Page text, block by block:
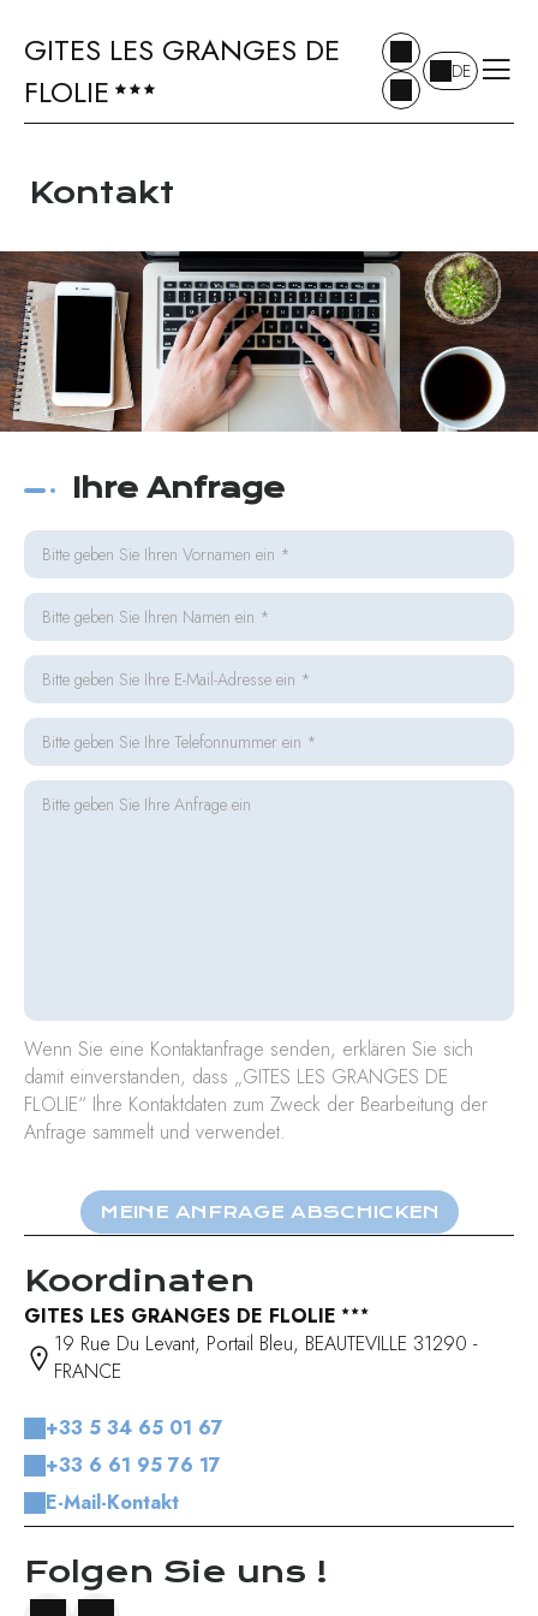
GITES LES GRANGES DE
FLOLIE
DE
Kontakt
Ihre Anfrage
Wenn Sie eine Kontaktanfrage senden, erklären Sie sich
damit einverstanden, dass „GITES LES GRANGES DE
FLOLIE“ Ihre Kontaktdaten zum Zweck der Bearbeitung der
Anfrage sammelt und verwendet.
Koordinaten
GITES LES GRANGES DE FLOLIE
19 Rue Du Levant, Portail Bleu, BEAUTEVILLE 31290 -
FRANCE
+33 5 34 65 01 67
+33 6 61 95 76 17
E-Mail-Kontakt
Folgen Sie uns !